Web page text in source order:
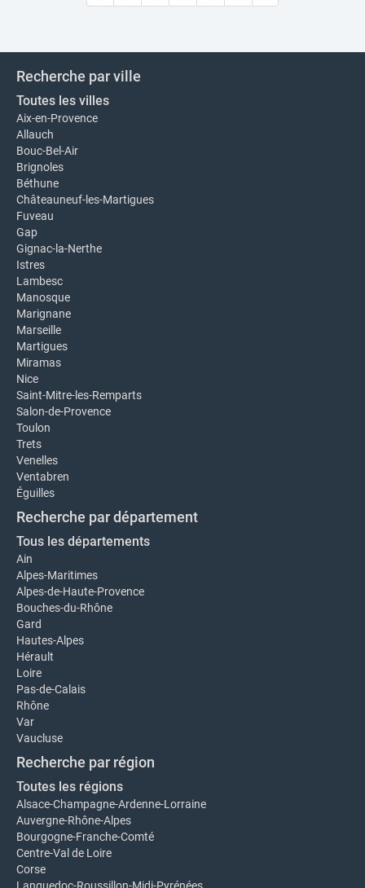
Recherche par ville
Toutes les villes
Aix-en-Provence
Allauch
Bouc-Bel-Air
Brignoles
Béthune
Châteauneuf-les-Martigues
Fuveau
Gap
Gignac-la-Nerthe
Istres
Lambesc
Manosque
Marignane
Marseille
Martigues
Miramas
Nice
Saint-Mitre-les-Remparts
Salon-de-Provence
Toulon
Trets
Venelles
Ventabren
Éguilles
Recherche par département
Tous les départements
Ain
Alpes-Maritimes
Alpes-de-Haute-Provence
Bouches-du-Rhône
Gard
Hautes-Alpes
Hérault
Loire
Pas-de-Calais
Rhône
Var
Vaucluse
Recherche par région
Toutes les régions
Alsace-Champagne-Ardenne-Lorraine
Auvergne-Rhône-Alpes
Bourgogne-Franche-Comté
Centre-Val de Loire
Corse